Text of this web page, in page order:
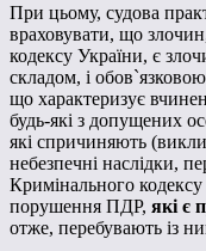
При цьому, судова
враховувати, що
кодексу України, є
складом, і
що характеризує
будь-які з допущених
які спричиняють
небезпечні наслідки,
Кримінального кодексу
порушення ПДР, які є
отже, перебувають із